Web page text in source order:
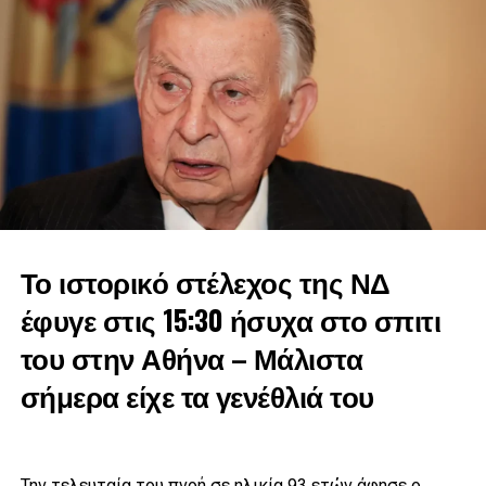
κυρίως όμως μια βαθιά πολιτική ευγένεια που τόσο μας
λείπει αυτές τις εποχές. Για όλα αυτά η Ελλάδα αλλά και η
μεγάλη μας παράταξη, η Νέα Δημοκρατία θα σε
ευχαριστεί.0
Στη μακρά πορεία του ανέλαβε όποια θέση του ζητήθηκε
και ήταν παρών σε όποια μάχη και αν χρειάστηκε να
δώσει. Με ξεχωριστή την αναθεώρηση του Συντάγματος
του 1961», είπε και μοιράστηκε και προσωπικές ιστορίες
με τον πολιτικό που έφυγε από τη ζωή.
Το ιστορικό στέλεχος της ΝΔ
έφυγε στις 15:30 ήσυχα στο σπιτι
του στην Αθήνα – Μάλιστα
σήμερα είχε τα γενέθλιά του